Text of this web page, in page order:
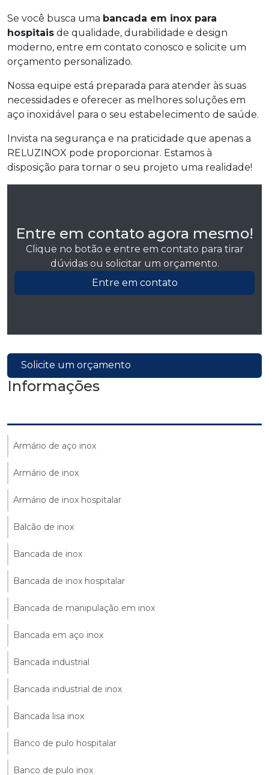
Se você busca uma bancada em inox para
hospitais de qualidade, durabilidade e design
moderno, entre em contato conosco e solicite um
orçamento personalizado.
Nossa equipe está preparada para atender às suas
necessidades e oferecer as melhores soluções em
aço inoxidável para o seu estabelecimento de saúde.
Invista na segurança e na praticidade que apenas a
RELUZINOX pode proporcionar. Estamos à
disposição para tornar o seu projeto uma realidade!
Entre em contato agora mesmo!
Clique no botão e entre em contato para tirar
dúvidas ou solicitar um orçamento.
Entre em contato
Solicite um orçamento
Informações
Armário de aço inox
Armário de inox
Armário de inox hospitalar
Balcão de inox
Bancada de inox
Bancada de inox hospitalar
Bancada de manipulação em inox
Bancada em aço inox
Bancada industrial
Bancada industrial de inox
Bancada lisa inox
Banco de pulo hospitalar
Banco de pulo inox